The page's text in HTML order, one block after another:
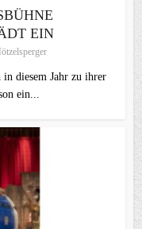
EIN
in diesem Jahr zu ihrer
ein...